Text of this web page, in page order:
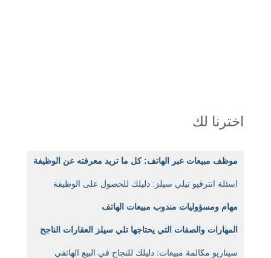
اخترنا لك
موظف مبيعات عبر الهاتف: كل ما تريد معرفته عن الوظيفة
اسئلة انترفيو تيلي سيلز: دليلك للحصول على الوظيفة
مهام ومسؤوليات مندوب مبيعات الهاتف
المهارات والصفات التي يحتاجها تلي سيلز العقارات الناجح
سيناريو مكالمة مبيعات: دليلك للنجاح في البيع الهاتفي